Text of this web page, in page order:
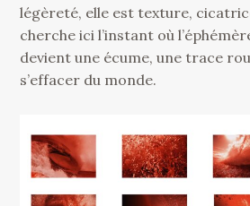
légèreté, elle est texture,
cherche ici l’instant où
devient une écume, une trace
s’effacer du monde.